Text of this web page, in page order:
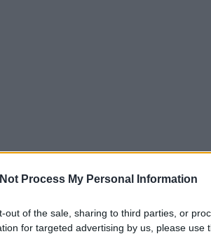
Process My Personal Information
out of the sale, sharing to third parties, or
for targeted advertising by us, please use